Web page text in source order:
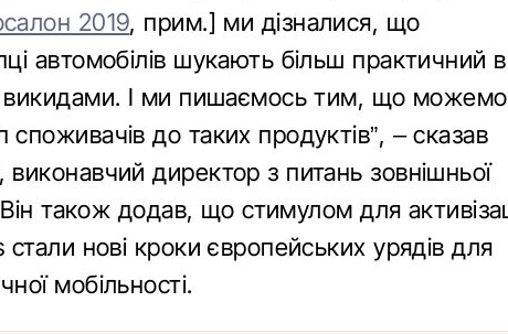
2019, прим.] ми дізналися, що
автомобілів шукають більш практичний
викидами. І ми пишаємось тим, що можемо
до таких продуктів”, – сказав
директор з питань зовнішньої
Він також додав, що стимулом для
нові кроки європейських урядів для
мобільності.